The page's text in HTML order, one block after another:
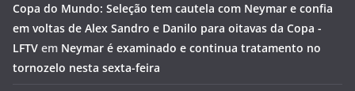
Copa do Mundo: Seleção tem cautela com Neymar e confia
em voltas de Alex Sandro e Danilo para oitavas da Copa -
LFTV em Neymar é examinado e continua tratamento no
tornozelo nesta sexta-feira